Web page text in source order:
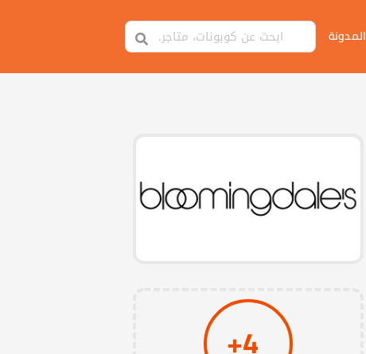
المدونة
4+